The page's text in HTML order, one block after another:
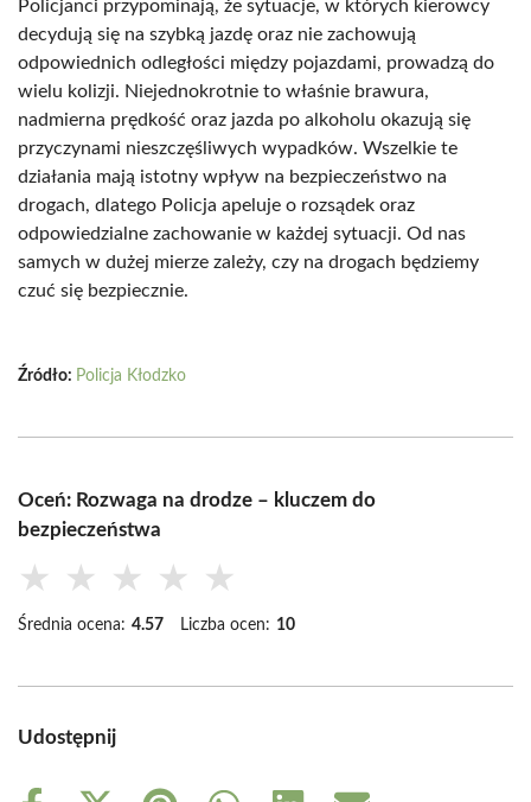
Policjanci przypominają, że sytuacje, w których kierowcy
decydują się na szybką jazdę oraz nie zachowują
odpowiednich odległości między pojazdami, prowadzą do
wielu kolizji. Niejednokrotnie to właśnie brawura,
nadmierna prędkość oraz jazda po alkoholu okazują się
przyczynami nieszczęśliwych wypadków. Wszelkie te
działania mają istotny wpływ na bezpieczeństwo na
drogach, dlatego Policja apeluje o rozsądek oraz
odpowiedzialne zachowanie w każdej sytuacji. Od nas
samych w dużej mierze zależy, czy na drogach będziemy
czuć się bezpiecznie.
Źródło: Policja Kłodzko
Oceń: Rozwaga na drodze – kluczem do
bezpieczeństwa
★ ★ ★ ★ ★
Średnia ocena: 4.57 Liczba ocen: 10
Udostępnij